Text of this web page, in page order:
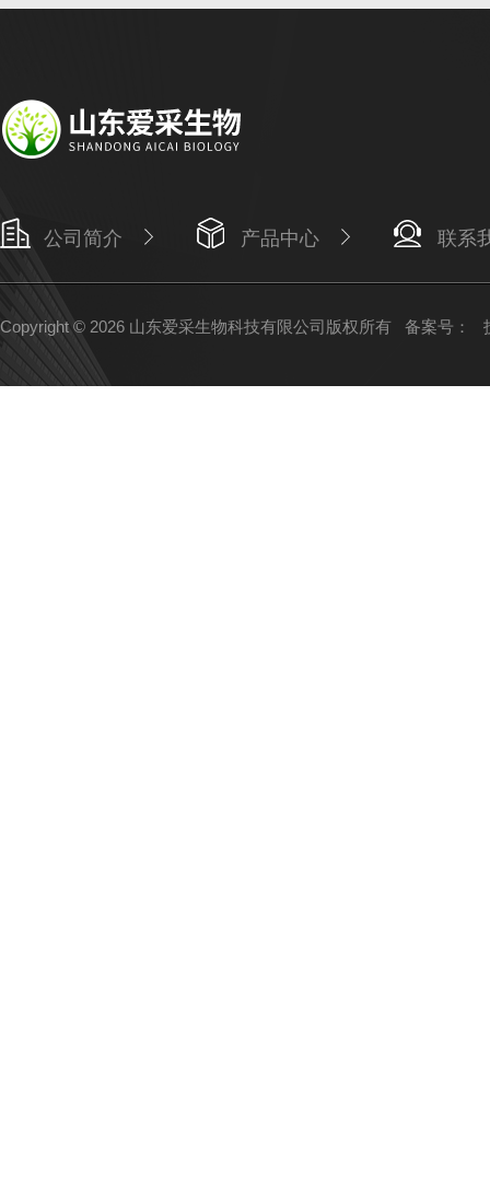
公司简介 产品中心 联系
Copyright © 2026 山东爱采生物科技有限公司版权所有 备案号：